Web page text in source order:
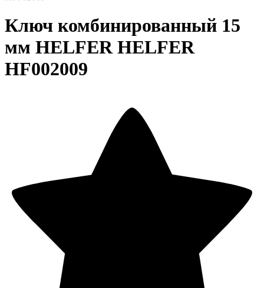
Ключ комбинированный 15
мм HELFER HELFER
HF002009